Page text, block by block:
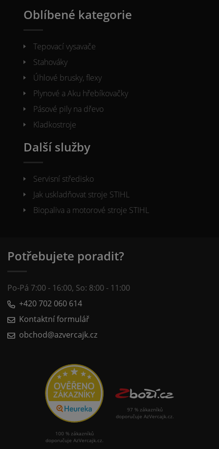
Oblíbené kategorie
Tepovací vysavače
Stahováky
Úhlové brusky, flexy
Plynové a Aku hřebíkovačky
Pásové pily na dřevo
Kladkostroje
Další služby
Servisní středisko
Jak uskladňovat stroje STIHL
Biopaliva a motorové stroje STIHL
Potřebujete poradit?
Po-Pá 7:00 - 16:00, So: 8:00 - 11:00
+420 702 060 614
Kontaktní formulář
obchod@azvercajk.cz
100 % zákazníků
doporučuje AzVercajk.cz.
97 % zákazníků
doporučuje AzVercajk.cz.